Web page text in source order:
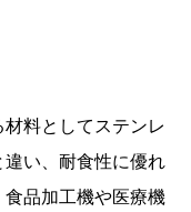
料としてステンレ
い、耐食性に優れ
品加工機や医療機